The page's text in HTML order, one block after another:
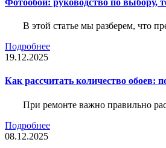
В этой статье мы разберем, что
Подробнее
19.12.2025
Как рассчитать количество обоев:
При ремонте важно правильно
Подробнее
08.12.2025